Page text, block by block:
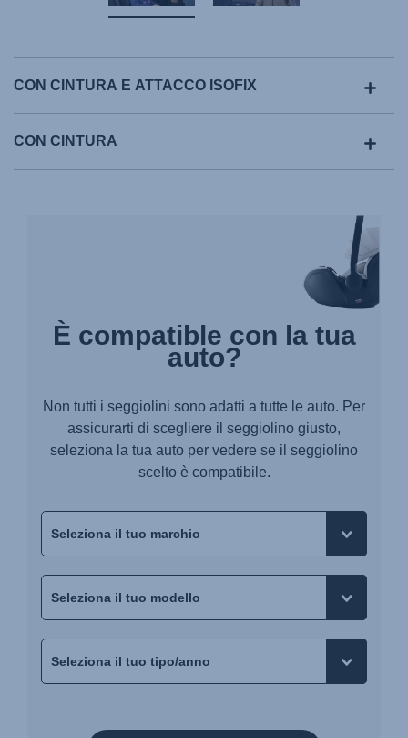
CON CINTURA E ATTACCO ISOFIX
CON CINTURA
È compatible con la tua
auto?
Non tutti i seggiolini sono adatti a tutte le auto. Per
assicurarti di scegliere il seggiolino giusto,
seleziona la tua auto per vedere se il seggiolino
scelto è compatibile.